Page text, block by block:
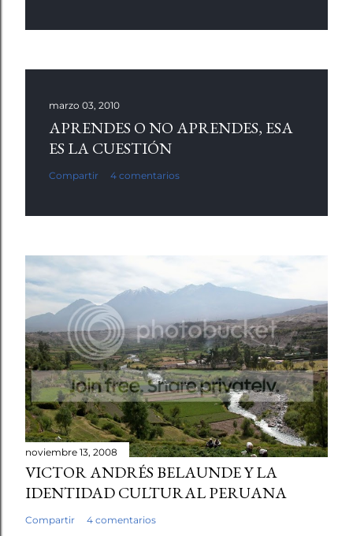
marzo 03, 2010
APRENDES O NO APRENDES, ESA
ES LA CUESTIÓN
Compartir 4 comentarios
noviembre 13, 2008
VICTOR ANDRÉS BELAUNDE Y LA
IDENTIDAD CULTURAL PERUANA
Compartir 4 comentarios